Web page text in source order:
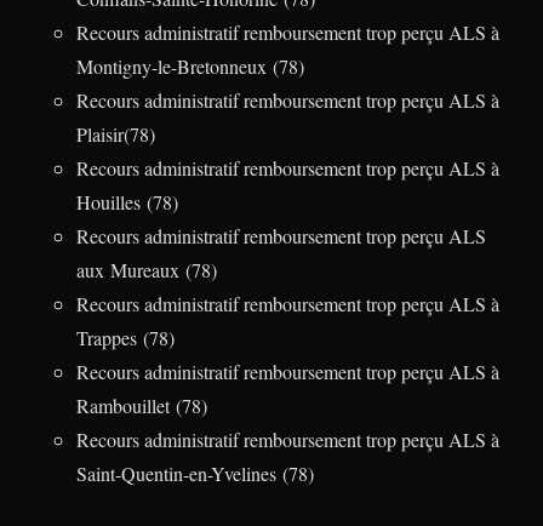
Recours administratif remboursement trop perçu ALS à
Montigny-le-Bretonneux (78)
Recours administratif remboursement trop perçu ALS à
Plaisir(78)
Recours administratif remboursement trop perçu ALS à
Houilles (78)
Recours administratif remboursement trop perçu ALS
aux Mureaux (78)
Recours administratif remboursement trop perçu ALS à
Trappes (78)
Recours administratif remboursement trop perçu ALS à
Rambouillet (78)
Recours administratif remboursement trop perçu ALS à
Saint-Quentin-en-Yvelines (78)